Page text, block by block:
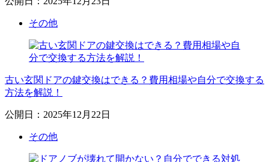
その他
古い玄関ドアの鍵交換はできる？費用相場や自分で交換する
方法を解説！
公開日：2025年12月22日
その他